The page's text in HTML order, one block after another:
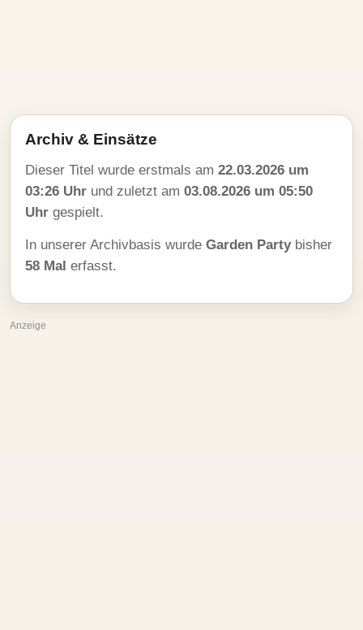
Archiv & Einsätze
Dieser Titel wurde erstmals am 22.03.2026 um
03:26 Uhr und zuletzt am 03.08.2026 um 05:50
Uhr gespielt.
In unserer Archivbasis wurde Garden Partybisher
58 Mal erfasst.
Anzeige